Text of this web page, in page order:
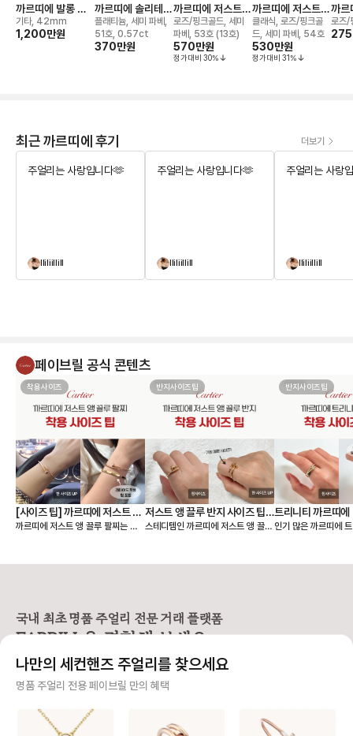
까르띠에 발롱 블
루 드(42mm) 워
치
기타, 42mm
1,200만원
까르띠에 솔리테어
1895 링
플래티늄, 세미 파베,
51호, 0.57ct
370만원
까르띠에 저스트
앵 끌루 더블 링
로즈/핑크골드, 세미
파베, 53호 (13호)
570만원
정가대비 30%
까르띠에 저스트
앵 끌루 링
클래식, 로즈/핑크골
드, 세미 파베, 54호
530만원
정가대비 31%
까르
로즈/
최근 까르띠에 후기 더보기
주얼리는 사랑입니다🫶
lliliillill
주얼리는 사랑입니다🫶
lliliillill
주얼리는 사랑
lliliillill
페이브릴 공식 콘텐츠
착용사이즈
[사이즈 팁] 까르띠에 저스트 앵
끌루 팔찌, 여리여리 핏은 이렇
까르띠에 저스트 앵 끌루 팔찌는 얇
손목에 밀착되는 디자인이라, 사이즈
씬 쉬워져요. • 어떤 모델을 살 것인
지 (스몰 or 클래식) • 레이어드까지
❶ 스몰(sm) 모델 얇고 손목을 가볍
게 감싸서 여리여리한 느낌을 주는
디자인으로 너무 헐거우면 특유의 라
는 정도가 좋습니다. ✔️ 내 손목 둘레
에서 한 사이즈 크게 선택을 추천해
반지사이즈팁
저스트 앵 끌루 반지 사이즈 팁,
착샷
스테디템인 까르띠에 저스트 앵 끌루
은 못을 굽혀 만든 형태가 특징이라
스테디셀러로 꾸준히 사랑받고 있어
요. [사이즈 선택 가이드] ❶ 한 사이
정사이즈로 착용하면 헤드 부분이 손
타이트하게 맞추면 못 머리 부분이
수에서 한 사이즈 업을 가장 많이 선
택합니다. 예: 평소 51호 착용 → 저
반지사이즈팁
트리니티 까르띠에
팁, 착샷
인기 많은 까르띠에
우골드, 화이트골드,
맞물려 돌아가는 디
적으로 평소 사이즈와
국내 최초 명품 주얼리 전문 거래 플랫폼
FABRILL을 경험해 보세요.
사기 걱정 없는 안전 결제
니면 반환해 드려요.
나만의 세컨핸즈 주얼리를 찾으세요
명품 주얼리 전용 페이브릴 만의 혜택